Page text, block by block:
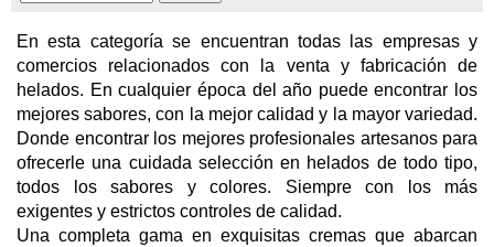
En esta categoría se encuentran todas las empresas y
comercios relacionados con la venta y fabricación de
helados. En cualquier época del año puede encontrar los
mejores sabores, con la mejor calidad y la mayor variedad.
Donde encontrar los mejores profesionales artesanos para
ofrecerle una cuidada selección en helados de todo tipo,
todos los sabores y colores. Siempre con los más
exigentes y estrictos controles de calidad.
Una completa gama en exquisitas cremas que abarcan